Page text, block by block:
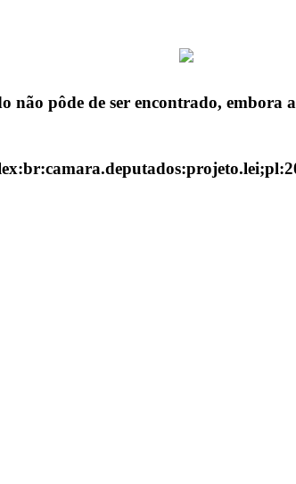
não pôde de ser encontrado, embora